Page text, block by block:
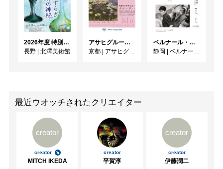
2026年度 特別展「ガレとドーム、アール･ヌーヴォーのガラス 水辺のやすらぎ、海の神秘」
長野 | 北澤美術館
アサヒグループ大山崎山荘美術館 開館30周年記念展「没後100年 クロード・モネ」
京都 | アサヒグループ大山崎山荘美術館
ベルナール・ビュフェと写真 ーカメラがとらえたビュフェとその時代、そして21 世紀へ
静岡 | ベルナール・ビュフェ美術館
最近ウオッチされたクリエイター
creator
creator
MITCH IKEDA
creator
平賀淳
creator
creator
伊藤潤二